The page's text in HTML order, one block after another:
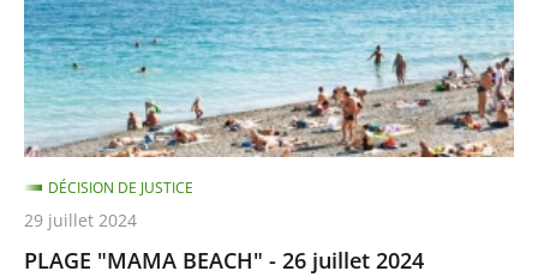
juillet
2024
PLAGE "MAMA BEACH" - 26 juillet 2024
DÉCISION DE JUSTICE
29 juillet 2024